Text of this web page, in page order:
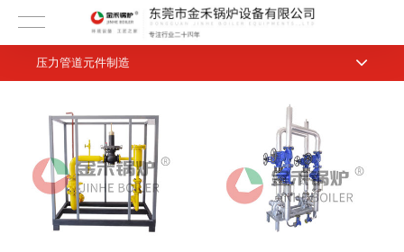
压力管道元件制造